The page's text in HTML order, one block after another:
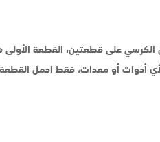
على قطعتين، القطعة
أدوات أو معدات، فقط احمل